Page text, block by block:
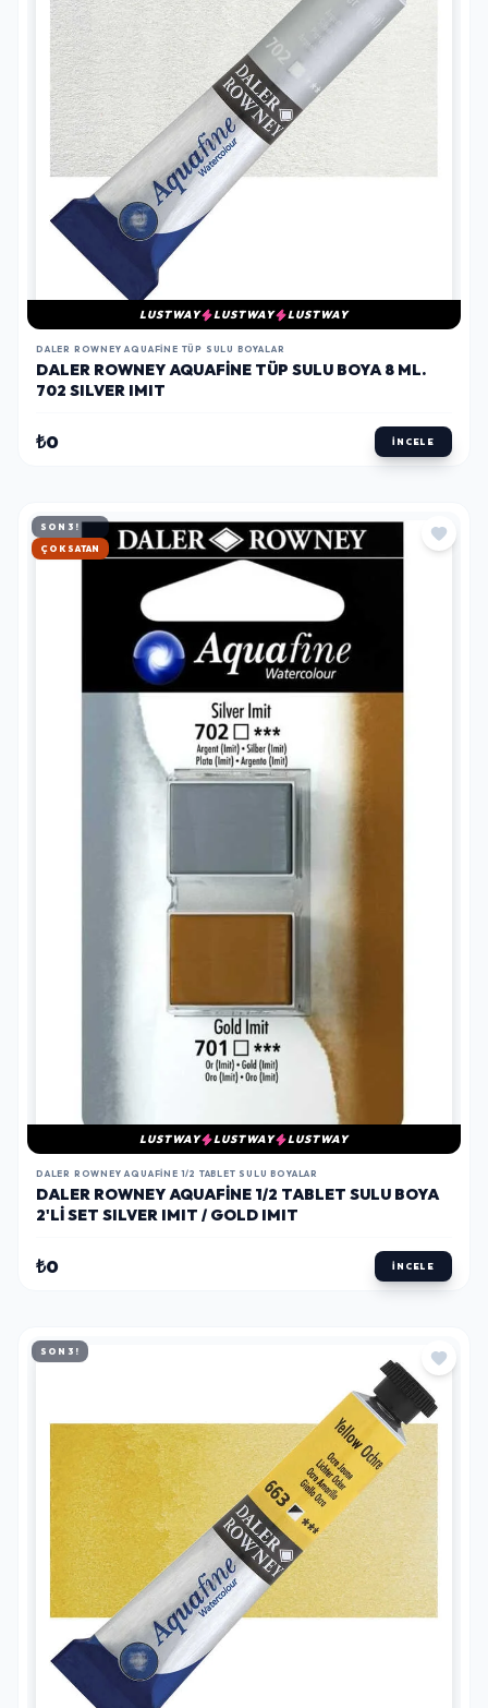
LUSTWAY LUSTWAY LUSTWAY
DALER ROWNEY AQUAFINE TÜP SULU BOYALAR
DALER ROWNEY AQUAFINE TÜP SULU BOYA 8 ML.
702 SILVER IMIT
₺0 İNCELE
SON 3!
HIZLI KARGO
LUSTWAY LUSTWAY LUSTWAY
DALER ROWNEY AQUAFINE 1/2 TABLET SULU BOYALAR
DALER ROWNEY AQUAFINE 1/2 TABLET SULU BOYA
2'LI SET SILVER IMIT / GOLD IMIT
₺0 İNCELE
SON 3!